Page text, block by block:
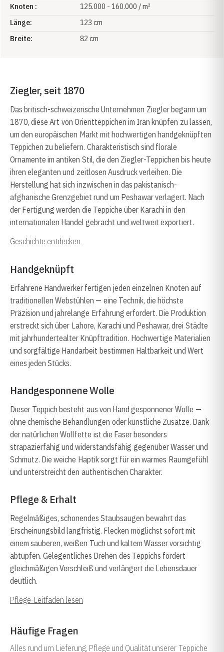
Knoten :
125.000 - 160.000 / m²
Länge:
123 cm
Breite:
82 cm
Ziegler, seit 1870
Das britisch-schweizerische Unternehmen Ziegler begann um
1870, diese Art von Orientteppichen im Iran knüpfen zu lassen,
um den europäischen Markt mit hochwertigen handgeknüpften
Teppichen zu beliefern. Charakteristisch sind florale
Ornamente im antiken Stil, die den Ziegler-Teppichen bis heute
ihren eleganten und zeitlosen Ausdruck verleihen. Die
Herstellung hat sich inzwischen in das pakistanisch-
afghanische Grenzgebiet rund um Peshawar verlagert. Nach
der Fertigung werden die Teppiche über Karachi in den
internationalen Handel gebracht und weltweit exportiert.
Geschichte entdecken
Handgeknüpft
Erfahrene Handwerker fertigen jeden einzelnen Knoten auf
traditionellen Webstühlen — eine Technik, die höchste
Präzision und jahrelange Erfahrung erfordert. Die Produktion
erstreckt sich über Lahore, Karachi und Peshawar, drei Städte
mit jahrhundertealter Knüpftradition. Hochwertige Materialien
und sorgfältige Handarbeit bestimmen Haltbarkeit und Wert
eines jeden Stücks.
Handgesponnene Wolle
Dieser Teppich besteht aus von Hand gesponnener Wolle —
ohne chemische Behandlungen oder künstliche Zusätze. Dank
der natürlichen Wollfette ist die Faser besonders
strapazierfähig und widerstandsfähig gegenüber Wasser und
Schmutz. Die weiche Haptik sorgt für ein warmes Raumgefühl
und unterstreicht den authentischen Charakter.
Pflege & Erhalt
Regelmäßiges, schonendes Staubsaugen bewahrt das
Erscheinungsbild langfristig. Flecken möglichst sofort mit
einem sauberen, weißen Tuch und kaltem Wasser vorsichtig
abtupfen. Gelegentliches Drehen des Teppichs fördert
gleichmäßigen Verschleiß und verlängert die Lebensdauer
deutlich.
Pflege-Leitfaden lesen
Häufige Fragen
Alles rund um Lieferung, Pflege und Qualität unserer Teppiche